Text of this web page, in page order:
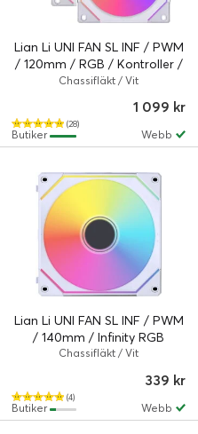
Lian Li UNI FAN SL INF / PWM
/ 120mm / RGB / Kontroller /
3-pack
Chassifläkt / Vit
(28)
1 099 kr
Webb
Butiker
Lian Li UNI FAN SL INF / PWM
/ 140mm / Infinity RGB
Chassifläkt / Vit
(4)
339 kr
Webb
Butiker